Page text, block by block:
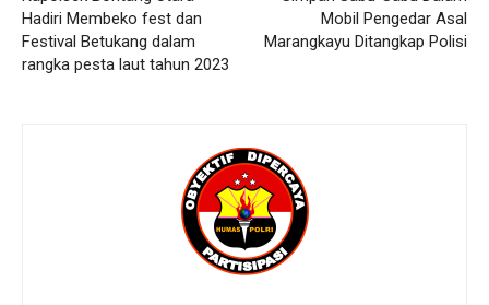
Hadiri Membeko fest dan
Festival Betukang dalam
rangka pesta laut tahun 2023
Mobil Pengedar Asal
Marangkayu Ditangkap Polisi